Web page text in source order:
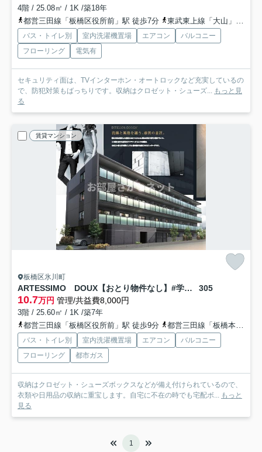
4階 / 25.08㎡ / 1K /築18年
都営三田線「板橋区役所前」駅 徒歩7分
東武東上線「大山」駅 徒歩14分
バス・トイレ別 室内洗濯機置場 エアコン
バルコニー
フローリング
電気有
セキュリティ面は、TVインターホン・オートロックなど充実しているの
で、防犯対策もばっちりです。収納はクロゼット・シューズ... もっと見
る
賃貸マンション
板橋区氷川町
ARTESSIMO DOUX【おとり物件なし】#学生・社会人にオススメ！初期費用分割払いOK！ 305
10.7万円 管理/共益費8,000円
3階 / 25.60㎡ / 1K /築7年
都営三田線「板橋区役所前」駅 徒歩9分
都営三田線「板橋本町」駅 徒歩9分
バス・トイレ別 室内洗濯機置場 エアコン
バルコニー
フローリング
都市ガス
収納はクロゼット・シューズボックスなどが備え付けられているので、
衣類や日用品の収納に重宝します。自宅に不在の時でも宅配ボ... もっと
見る
1